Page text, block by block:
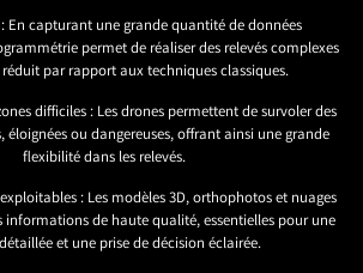
En capturant une grande quantité de données
permet de réaliser des relevés complexes
par rapport aux techniques classiques.
difficiles : Les drones permettent de survoler des
éloignées ou dangereuses, offrant ainsi une grande
flexibilité dans les relevés.
: Les modèles 3D, orthophotos et nuages
informations de haute qualité, essentielles pour une
et une prise de décision éclairée.